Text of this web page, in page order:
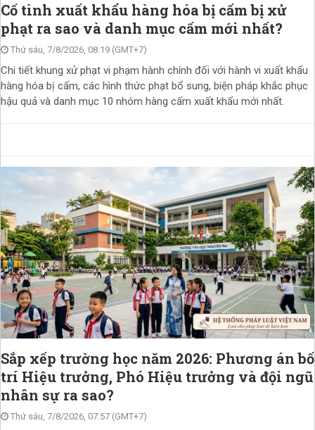
Cố tình xuất khẩu hàng hóa bị cấm bị xử
phạt ra sao và danh mục cấm mới nhất?
Thứ sáu, 7/8/2026, 08:19 (GMT+7)
Chi tiết khung xử phạt vi phạm hành chính đối với hành vi xuất khẩu
hàng hóa bị cấm, các hình thức phạt bổ sung, biện pháp khắc phục
hậu quả và danh mục 10 nhóm hàng cấm xuất khẩu mới nhất.
Sắp xếp trường học năm 2026: Phương án bố
trí Hiệu trưởng, Phó Hiệu trưởng và đội ngũ
nhân sự ra sao?
Thứ sáu, 7/8/2026, 07:57 (GMT+7)